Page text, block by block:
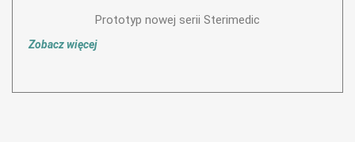
Prototyp nowej serii Sterimedic
Zobacz więcej